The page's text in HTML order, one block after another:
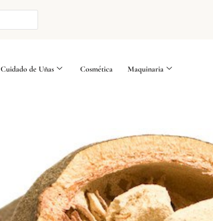
Cuidado de Uñas Cosmética Maquinaria